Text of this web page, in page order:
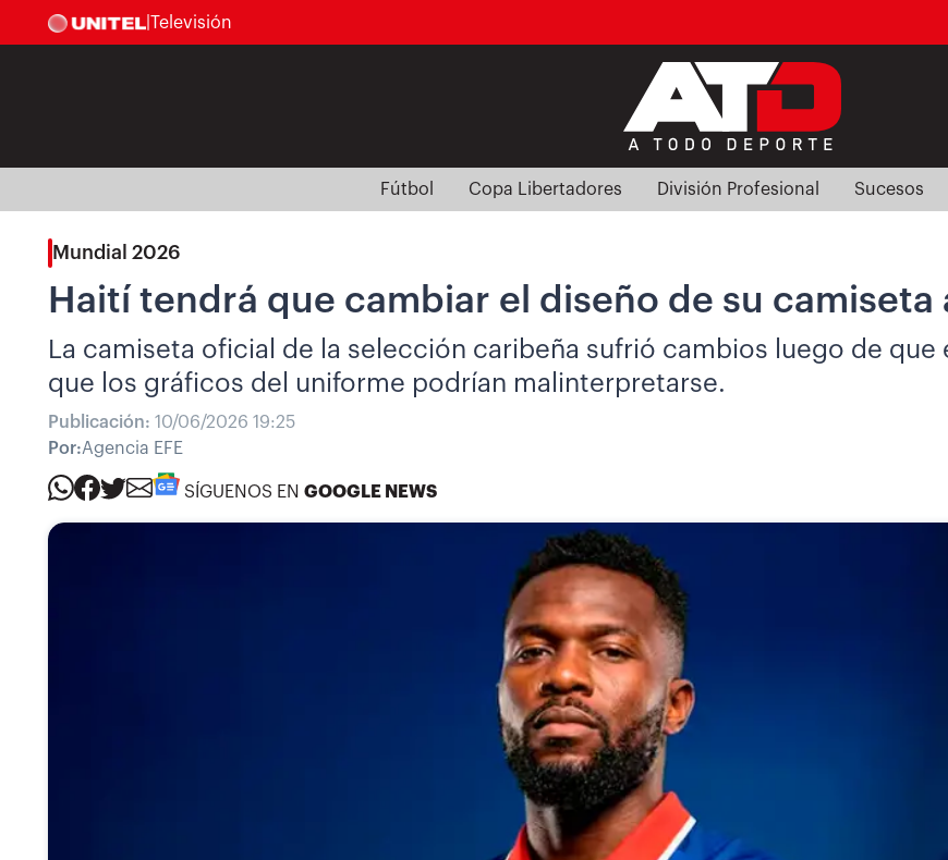
Televisión
Fútbol Copa Libertadores División Profesional Sucesos
Mundial 2026
Haití tendrá que cambiar el diseño de su camiseta
La camiseta oficial de la selección caribeña sufrió cambios luego de
que los gráficos del uniforme podrían malinterpretarse.
Publicación: 10/06/2026 19:25
Por:Agencia EFE
SÍGUENOS EN GOOGLE NEWS